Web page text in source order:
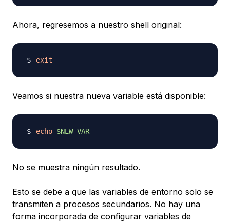
Ahora, regresemos a nuestro shell original:
exit
Veamos si nuestra nueva variable está disponible:
echo $NEW_VAR
No se muestra ningún resultado.
Esto se debe a que las variables de entorno solo se
transmiten a procesos secundarios. No hay una
forma incorporada de configurar variables de